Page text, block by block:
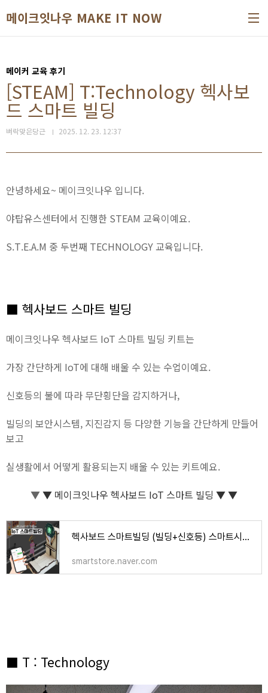
메이크잇나우 MAKE IT NOW
메이커 교육 후기
[STEAM] T:Technology 헥사보
드 스마트 빌딩
벼락맞은당근 2025. 12. 23. 12:37
안녕하세요~ 메이크잇나우 입니다.
야탑유스센터에서 진행한 STEAM 교육이예요.
S.T.E.A.M 중 두번째 TECHNOLOGY 교육입니다.
■ 헥사보드 스마트 빌딩
메이크잇나우 헥사보드 IoT 스마트 빌딩 키트는
가장 간단하게 IoT에 대해 배울 수 있는 수업이예요.
신호등의 불에 따라 무단횡단을 감지하거나,
빌딩의 보안시스템, 지진감지 등 다양한 기능을 간단하게 만들어
보고
실생활에서 어떻게 활용되는지 배울 수 있는 키트예요.
▼▼ 메이크잇나우 헥사보드 IoT 스마트 빌딩 ▼ ▼
헥사보드 스마트빌딩 (빌딩+신호등) 스마트시티 교육 인공지능 사물인터넷 코딩 교육 키트 : 메
smartstore.naver.com
■ T : Technology